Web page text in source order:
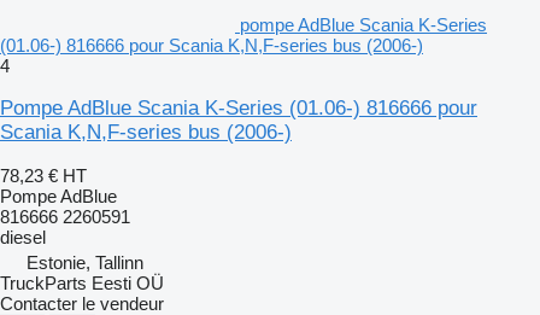
pompe AdBlue Scania K-Series
(01.06-) 816666 pour Scania K,N,F-series bus (2006-)
4
Pompe AdBlue Scania K-Series (01.06-) 816666 pour
Scania K,N,F-series bus (2006-)
78,23 € HT
Pompe AdBlue
816666 2260591
diesel
Estonie, Tallinn
TruckParts Eesti OÜ
Contacter le vendeur